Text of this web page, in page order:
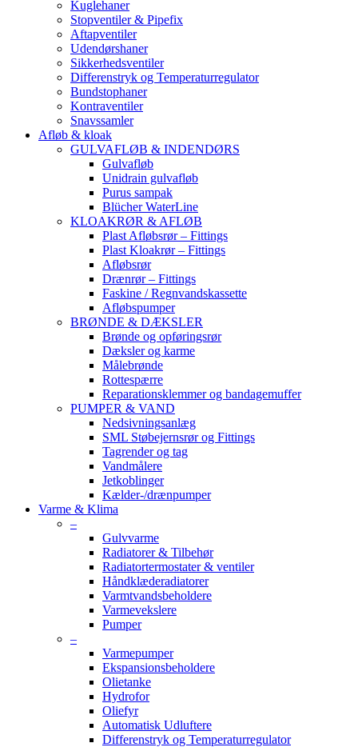
Kuglehaner
Stopventiler & Pipefix
Aftapventiler
Udendørshaner
Sikkerhedsventiler
Differenstryk og Temperaturregulator
Bundstophaner
Kontraventiler
Snavssamler
Afløb & kloak
GULVAFLØB & INDENDØRS
Gulvafløb
Unidrain gulvafløb
Purus sampak
Blücher WaterLine
KLOAKRØR & AFLØB
Plast Afløbsrør – Fittings
Plast Kloakrør – Fittings
Afløbsrør
Drænrør – Fittings
Faskine / Regnvandskassette
Afløbspumper
BRØNDE & DÆKSLER
Brønde og opføringsrør
Dæksler og karme
Målebrønde
Rottespærre
Reparationsklemmer og bandagemuffer
PUMPER & VAND
Nedsivningsanlæg
SML Støbejernsrør og Fittings
Tagrender og tag
Vandmålere
Jetkoblinger
Kælder-/drænpumper
Varme & Klima
–
Gulvvarme
Radiatorer & Tilbehør
Radiatortermostater & ventiler
Håndklæderadiatorer
Varmtvandsbeholdere
Varmevekslere
Pumper
–
Varmepumper
Ekspansionsbeholdere
Olietanke
Hydrofor
Oliefyr
Automatisk Udluftere
Differenstryk og Temperaturregulator